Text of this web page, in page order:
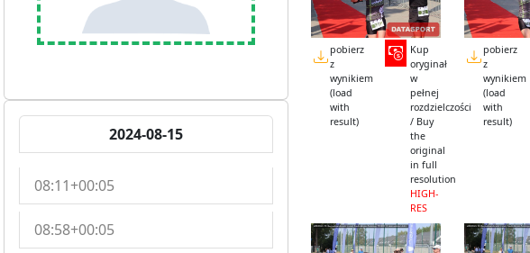
2024-08-15
08:11+00:05
08:58+00:05
pobierz
z
wynikiem
(load
with
result)
Kup
oryginał
w
pełnej
rozdzielczości
/ Buy
the
original
in full
resolution
HIGH-
RES
pobierz
z
wynikiem
(load
with
result)